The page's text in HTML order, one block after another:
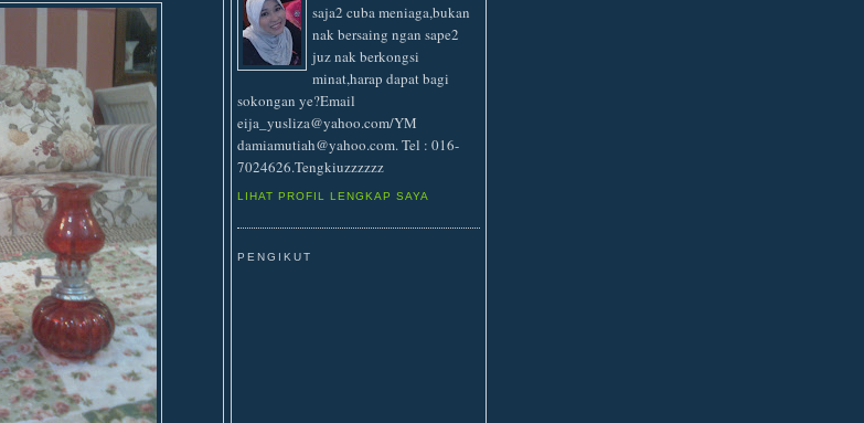
saja2 cuba meniaga,bukan
nak bersaing ngan sape2
juz nak berkongsi
minat,harap dapat bagi
sokongan ye?Email
eija_yusliza@yahoo.com/YM
damiamutiah@yahoo.com. Tel : 016-
7024626.Tengkiuzzzzzz
LIHAT PROFIL LENGKAP SAYA
PENGIKUT